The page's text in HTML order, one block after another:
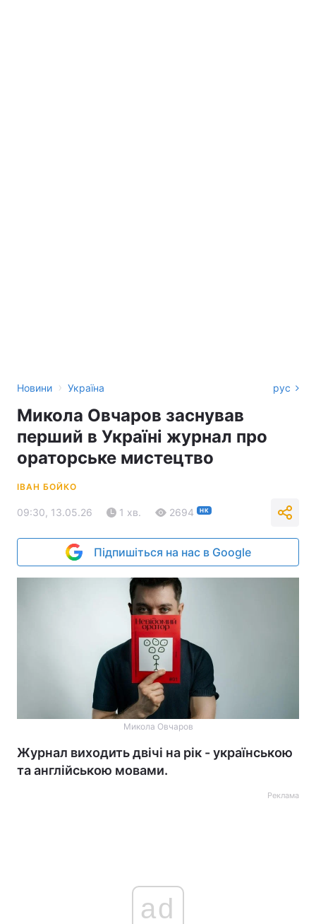
Новини › Україна рус
Микола Овчаров заснував
перший в Україні журнал про
ораторське мистецтво
ІВАН БОЙКО
09:30, 13.05.26 1 хв. 2694 НК
Підпишіться на нас в Google
Микола Овчаров
Журнал виходить двічі на рік - українською
та англійською мовами.
Реклама
ad